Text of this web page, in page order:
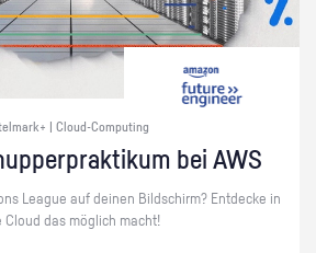
| Cloud-Computing
bei AWS
Le­ague auf dei­nen Bild­schirm? Ent­de­cke in
Cloud das mög­lich macht!